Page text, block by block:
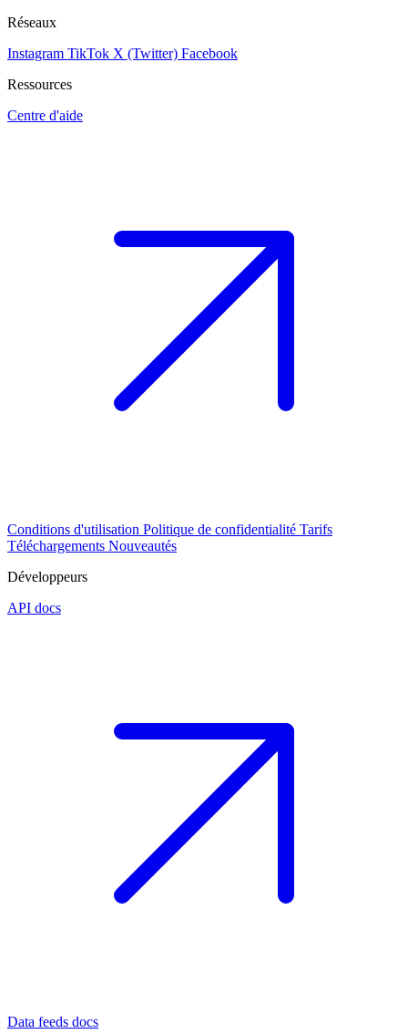
Réseaux
Instagram TikTok X (Twitter) Facebook
Ressources
Centre d'aide
Conditions d'utilisation Politique de confidentialité Tarifs
Téléchargements Nouveautés
Développeurs
API docs
Data feeds docs